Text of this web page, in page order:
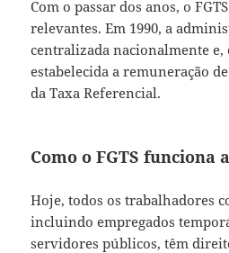
Com o passar dos anos, o
relevantes. Em 1990, a
centralizada nacionalmente e,
estabelecida a remuneração
da Taxa Referencial.
Como o FGTS funciona
Hoje, todos os trabalhadores
incluindo empregados
servidores públicos, têm